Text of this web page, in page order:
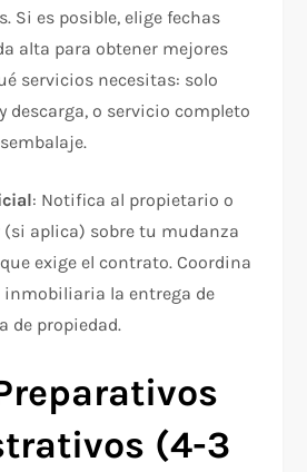
Si es posible, elige fechas
alta para obtener mejores
servicios necesitas: solo
descarga, o servicio completo
: Notifica al propietario o
aplica) sobre tu mudanza
exige el contrato. Coordina
la entrega de
de propiedad.​
(4-3